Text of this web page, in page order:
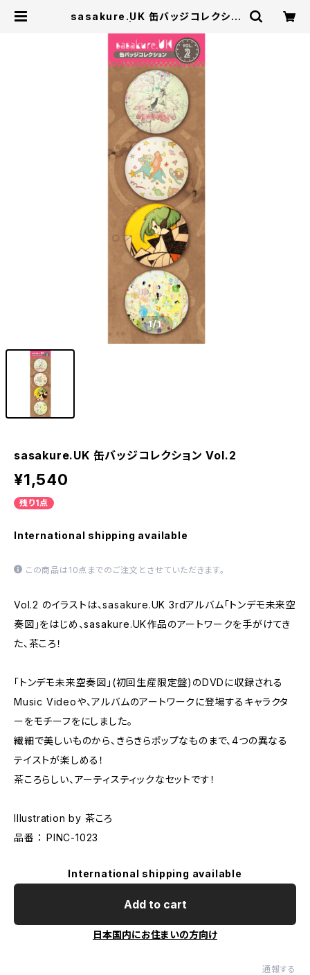
sasakure.UK 缶バッジコレクショ
1/1
sasakure.UK 缶バッジコレクション Vol.2
¥1,540
残り1点
International shipping available
この商品は10点までのご注文とさせていただきます。
Vol.2 のイラストは、sasakure.UK 3rdアルバム「トンデモ未来空
奏図」をはじめ、sasakure.UK作品のアートワークを手がけてき
た、茶ころ！
「トンデモ未来空奏図」(初回生産限定盤)のDVDに収録される
Music Videoや、アルバムのアートワークに登場するキャラクタ
ーをモチーフをにしました。
繊細で美しいものから、きらきらポップなものまで、4つの異なる
テイストが楽しめる！
茶ころらしい、アーティスティックなセットです！
Illustration by 茶ころ
品番 ： PINC-1023
International shipping available
Add to cart
日本国内にお住まいの方向け
通報する